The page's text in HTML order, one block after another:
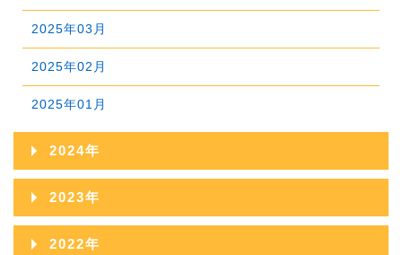
2025年03月
2025年02月
2025年01月
2024年
2024年12月
2024年11月
2023年
2023年12月
2022年